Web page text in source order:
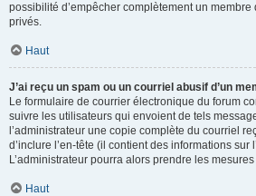
possibilité d’empêcher complètement un membre
privés.
Haut
J’ai reçu un spam ou un courriel abusif d’un
Le formulaire de courrier électronique du forum
suivre les utilisateurs qui envoient de tels
l’administrateur une copie complète du courriel
d’inclure l’en-tête (il contient des informations sur
L’administrateur pourra alors prendre les
Haut